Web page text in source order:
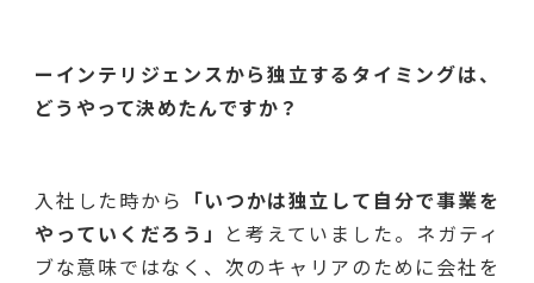
ーインテリジェンスから独立するタイミングは、
どうやって決めたんですか？
入社した時から 「いつかは独立して自分で事業を
やっていくだろう」 と考えていました。ネガティ
ブな意味ではなく、次のキャリアのために会社を